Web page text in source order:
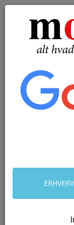
Toggle
ERHVERV